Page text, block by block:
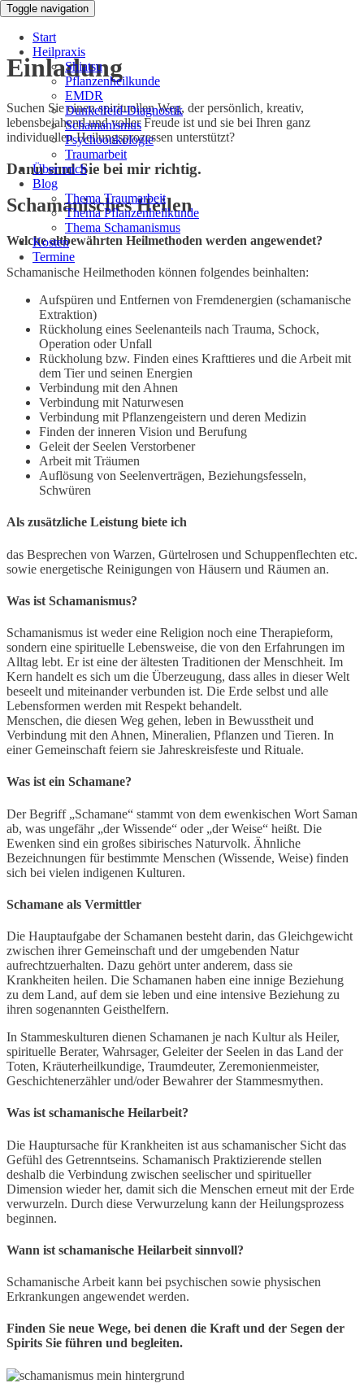
Toggle navigation
Start
Heilpraxis
Shiatsu
Pflanzenheilkunde
EMDR
Dunkelfeld-Diagnostik
Schamanismus
Psychoonkologie
Traumarbeit
Über mich
Blog
Thema Traumarbeit
Thema Pflanzenheilkunde
Thema Schamanismus
Kosten
Termine
Einladung
Suchen Sie einen spirituellen Weg, der persönlich, kreativ,
lebensbejahend und voller Freude ist und sie bei Ihren ganz
individuellen Heilungsprozessen unterstützt?
Dann sind Sie bei mir richtig.
Schamanisches Heilen
Welche altbewährten Heilmethoden werden angewendet?
Schamanische Heilmethoden können folgendes beinhalten:
Aufspüren und Entfernen von Fremdenergien (schamanische
Extraktion)
Rückholung eines Seelenanteils nach Trauma, Schock,
Operation oder Unfall
Rückholung bzw. Finden eines Krafttieres und die Arbeit mit
dem Tier und seinen Energien
Verbindung mit den Ahnen
Verbindung mit Naturwesen
Verbindung mit Pflanzengeistern und deren Medizin
Finden der inneren Vision und Berufung
Geleit der Seelen Verstorbener
Arbeit mit Träumen
Auflösung von Seelenverträgen, Beziehungsfesseln,
Schwüren
Als zusätzliche Leistung biete ich
das Besprechen von Warzen, Gürtelrosen und Schuppenflechten etc.
sowie energetische Reinigungen von Häusern und Räumen an.
Was ist Schamanismus?
Schamanismus ist weder eine Religion noch eine Therapieform,
sondern eine spirituelle Lebensweise, die von den Erfahrungen im
Alltag lebt. Er ist eine der ältesten Traditionen der Menschheit. Im
Kern handelt es sich um die Überzeugung, dass alles in dieser Welt
beseelt und miteinander verbunden ist. Die Erde selbst und alle
Lebensformen werden mit Respekt behandelt.
Menschen, die diesen Weg gehen, leben in Bewusstheit und
Verbindung mit den Ahnen, Mineralien, Pflanzen und Tieren. In
einer Gemeinschaft feiern sie Jahreskreisfeste und Rituale.
Was ist ein Schamane?
Der Begriff „Schamane“ stammt von dem ewenkischen Wort Saman
ab, was ungefähr „der Wissende“ oder „der Weise“ heißt. Die
Ewenken sind ein großes sibirisches Naturvolk. Ähnliche
Bezeichnungen für bestimmte Menschen (Wissende, Weise) finden
sich bei vielen indigenen Kulturen.
Schamane als Vermittler
Die Hauptaufgabe der Schamanen besteht darin, das Gleichgewicht
zwischen ihrer Gemeinschaft und der umgebenden Natur
aufrechtzuerhalten. Dazu gehört unter anderem, dass sie
Krankheiten heilen. Die Schamanen haben eine innige Beziehung
zu dem Land, auf dem sie leben und eine intensive Beziehung zu
ihren sogenannten Geisthelfern.
In Stammeskulturen dienen Schamanen je nach Kultur als Heiler,
spirituelle Berater, Wahrsager, Geleiter der Seelen in das Land der
Toten, Kräuterheilkundige, Traumdeuter, Zeremonienmeister,
Geschichtenerzähler und/oder Bewahrer der Stammesmythen.
Was ist schamanische Heilarbeit?
Die Hauptursache für Krankheiten ist aus schamanischer Sicht das
Gefühl des Getrenntseins. Schamanisch Praktizierende stellen
deshalb die Verbindung zwischen seelischer und spiritueller
Dimension wieder her, damit sich die Menschen erneut mit der Erde
verwurzeln. Durch diese Verwurzelung kann der Heilungsprozess
beginnen.
Wann ist schamanische Heilarbeit sinnvoll?
Schamanische Arbeit kann bei psychischen sowie physischen
Erkrankungen angewendet werden.
Finden Sie neue Wege, bei denen die Kraft und der Segen der
Spirits Sie führen und begleiten.